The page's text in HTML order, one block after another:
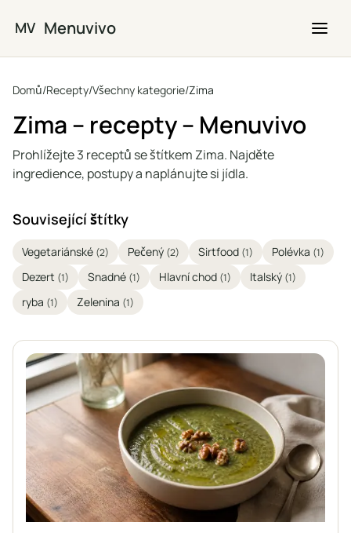
MV Menuvivo
Domů/Recepty/Všechny kategorie/Zima
Zima – recepty – Menuvivo
Prohlížejte 3 receptů se štítkem Zima. Najděte
ingredience, postupy a naplánujte si jídla.
Související štítky
Vegetariánské (2) Pečený (2) Sirtfood (1) Polévka (1)
Dezert (1) Snadné (1) Hlavní chod (1) Italský (1)
ryba (1) Zelenina (1)